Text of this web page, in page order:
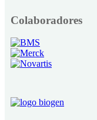
Colaboradores